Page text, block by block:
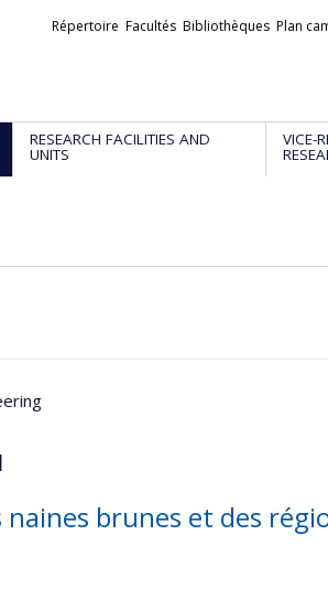
Liens
Répertoire Facultés Bibliothèques Plan
RESEARCH FACILITIES AND
UNITS
VICE-
naines brunes et des